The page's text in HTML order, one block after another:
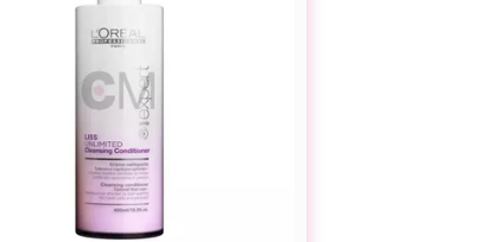
rebelles
-
Liss
Unlimited